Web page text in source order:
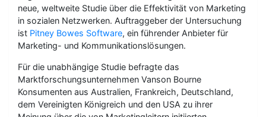
neue, weltweite Studie über die Effektivität von Marketing
in sozialen Netzwerken. Auftraggeber der Untersuchung
ist Pitney Bowes Software, ein führender Anbieter für
Marketing- und Kommunikationslösungen.
Für die unabhängige Studie befragte das
Marktforschungsunternehmen Vanson Bourne
Konsumenten aus Australien, Frankreich, Deutschland,
dem Vereinigten Königreich und den USA zu ihrer